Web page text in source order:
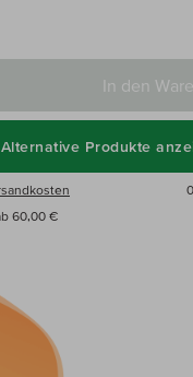
In den
Alternative Produkte
60,00 €